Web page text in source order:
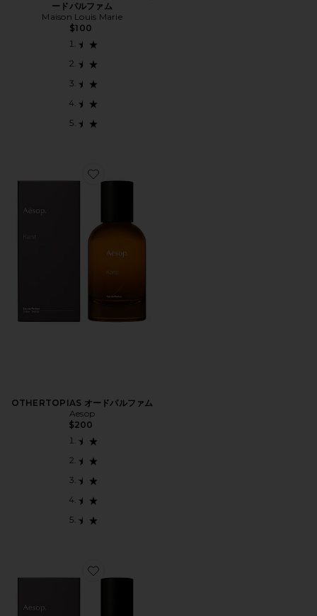
ードパルファム
Maison Louis Marie
$100
Favorite OTHERTOPIAS オードパルファム
OTHERTOPIAS オードパルファム
Aesop
$200
Favorite EIDESIS EAU DE PARFUM オードパルファム